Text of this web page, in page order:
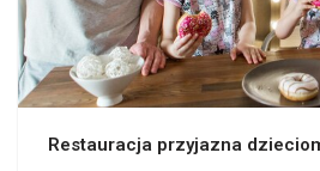
Restauracja przyjazna